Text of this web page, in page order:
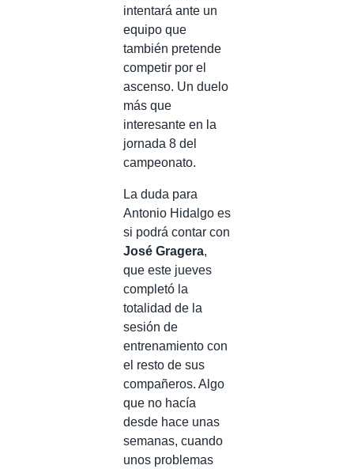
intentará ante un
equipo que
también pretende
competir por el
ascenso. Un duelo
más que
interesante en la
jornada 8 del
campeonato.
La duda para
Antonio Hidalgo es
si podrá contar con
José Gragera,
que este jueves
completó la
totalidad de la
sesión de
entrenamiento con
el resto de sus
compañeros. Algo
que no hacía
desde hace unas
semanas, cuando
unos problemas